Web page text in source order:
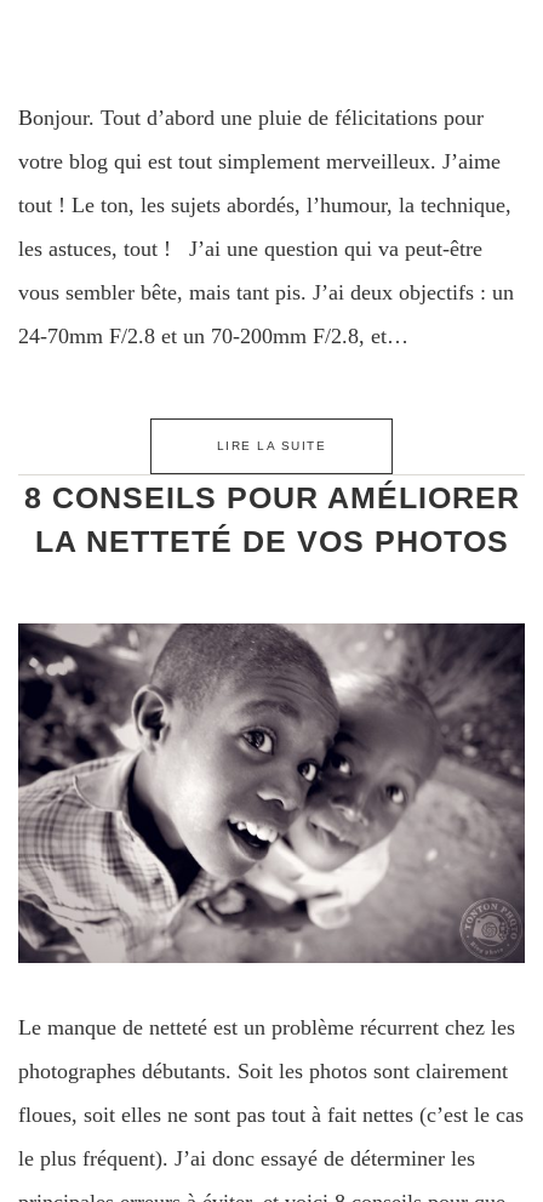
Bonjour. Tout d’abord une pluie de félicitations pour
votre blog qui est tout simplement merveilleux. J’aime
tout ! Le ton, les sujets abordés, l’humour, la technique,
les astuces, tout ! J’ai une question qui va peut-être
vous sembler bête, mais tant pis. J’ai deux objectifs : un
24-70mm F/2.8 et un 70-200mm F/2.8, et…
LIRE LA SUITE
8 CONSEILS POUR AMÉLIORER
LA NETTETÉ DE VOS PHOTOS
Le manque de netteté est un problème récurrent chez les
photographes débutants. Soit les photos sont clairement
floues, soit elles ne sont pas tout à fait nettes (c’est le cas
le plus fréquent). J’ai donc essayé de déterminer les